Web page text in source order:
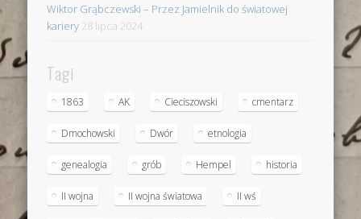
Wiktor Grąbczewski – Przez Jamielnik do światowej
kariery 28 lipca 2024
Tagi
1863 AK Cieciszowski cmentarz
Dmochowski Dwór etnologia
genealogia grób Hempel historia
II wojna II wojna światowa II wś